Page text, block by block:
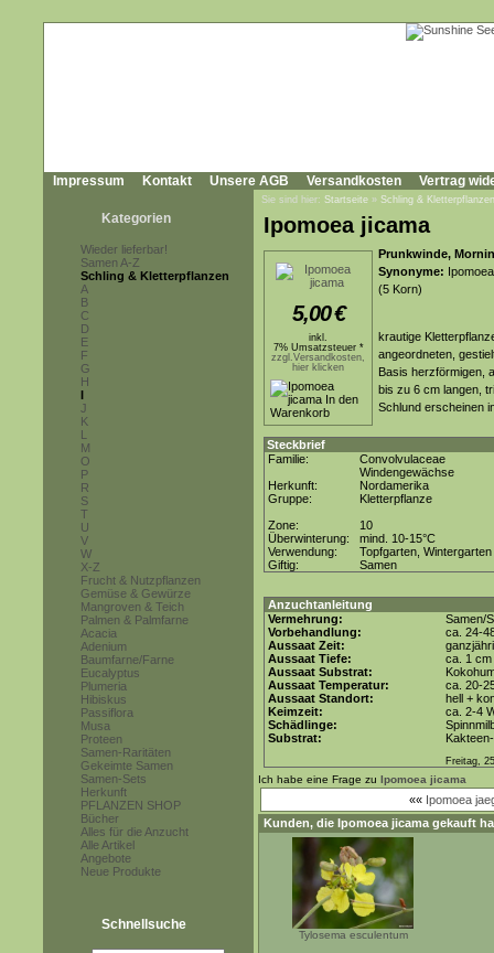
Impressum Kontakt Unsere AGB Versandkosten Vertrag
Kategorien
Wieder lieferbar!
Samen A-Z
Schling & Kletterpflanzen
A
B
C
D
E
F
G
H
I
J
K
L
M
O
P
R
S
T
U
V
W
X-Z
Frucht & Nutzpflanzen
Gemüse & Gewürze
Mangroven & Teich
Palmen & Palmfarne
Acacia
Adenium
Baumfarne/Farne
Eucalyptus
Plumeria
Hibiskus
Passiflora
Musa
Proteen
Samen-Raritäten
Gekeimte Samen
Samen-Sets
Herkunft
PFLANZEN SHOP
Bücher
Alles für die Anzucht
Alle Artikel
Angebote
Neue Produkte
Schnellsuche
Sie sind hier: Startseite » Schling & Kletterpflanzen
Ipomoea jicama
5,00€
inkl.
7% Umsatzsteuer *
zzgl.Versandkosten,
hier klicken
Prunkwinde,
Synonyme:
(5 Korn)
krautige
angeordneten,
Basis herzförmigen,
bis zu 6 cm langen,
Schlund erscheinen
Steckbrief
Familie:
Convolvulaceae
Windengewächse
Herkunft:
Nordamerika
Gruppe:
Kletterpflanze
Zone:
10
Überwinterung:
mind. 10-15°C
Verwendung:
Topfgarten, Wintergarten
Giftig:
Samen
Anzuchtanleitung
Vermehrung:
Samen/
Vorbehandlung:
ca. 24-
Aussaat Zeit:
Aussaat Tiefe:
ca. 1 cm
Aussaat Substrat:
Aussaat Temperatur:
ca. 20-
Aussaat Standort:
hell +
Keimzeit:
ca. 2-4
Schädlinge:
Substrat:
Freitag,
Ich habe eine Frage zu Ipomoea jicama
«« Ipomoea
Kunden, die Ipomoea jicama gekauft
Tylosema esculentum